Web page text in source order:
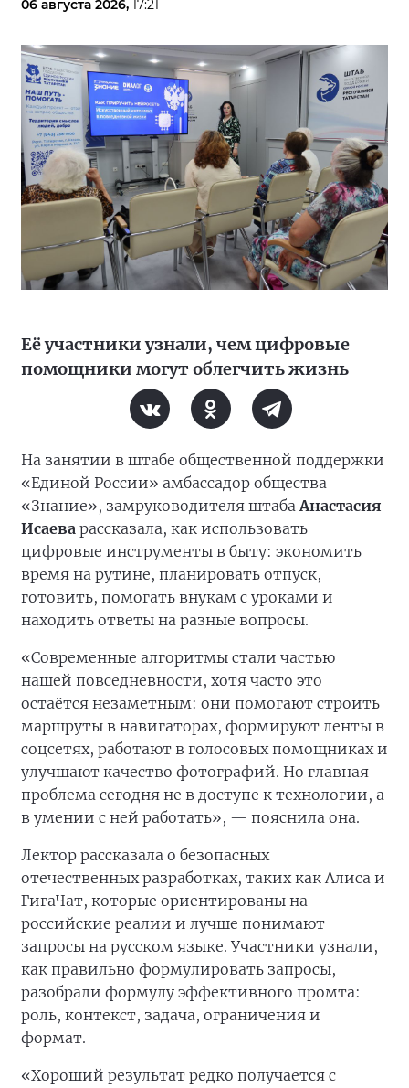
06 августа 2026, 17:21
Её участники узнали, чем цифровые
помощники могут облегчить жизнь
На занятии в штабе общественной поддержки
«Единой России» амбассадор общества
«Знание», замруководителя штабаАнастасия
Исаева рассказала, как использовать
цифровые инструменты в быту: экономить
время на рутине, планировать отпуск,
готовить, помогать внукам с уроками и
находить ответы на разные вопросы.
«Современные алгоритмы стали частью
нашей повседневности, хотя часто это
остаётся незаметным: они помогают строить
маршруты в навигаторах, формируют ленты в
соцсетях, работают в голосовых помощниках и
улучшают качество фотографий. Но главная
проблема сегодня не в доступе к технологии, а
в умении с ней работать», — пояснила она.
Лектор рассказала о безопасных
отечественных разработках, таких как Алиса и
ГигаЧат, которые ориентированы на
российские реалии и лучше понимают
запросы на русском языке. Участники узнали,
как правильно формулировать запросы,
разобрали формулу эффективного промта:
роль, контекст, задача, ограничения и
формат.
«Хороший результат редко получается с